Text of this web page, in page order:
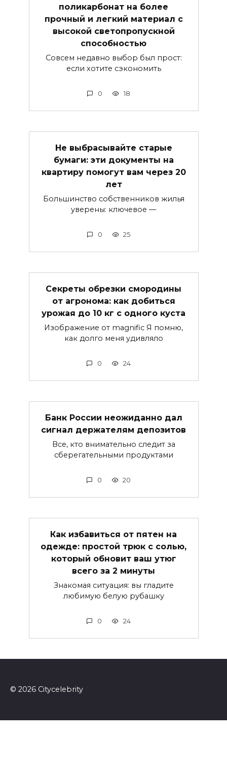
поликарбонат на более
прочный и легкий материал с
высокой светопропускной
способностью
Совсем недавно выбор был прост:
если хотите сэкономить
0 18
Не выбрасывайте старые
бумаги: эти документы на
квартиру помогут вам через 20
лет
Большинство собственников жилья
уверены: ключевое —
0 25
Секреты обрезки смородины
от агронома: как добиться
урожая до 10 кг с одного куста
Изображение от magnific Я помню,
как долго меня удивляло
0 24
Банк России неожиданно дал
сигнал держателям депозитов
Все, кто внимательно следит за
сберегательными продуктами
0 20
Как избавиться от пятен на
одежде: простой трюк с солью,
который обновит ваш утюг
всего за 2 минуты
Знакомая ситуация: вы гладите
любимую белую рубашку
0 24
© 2026 Сitycelebrity